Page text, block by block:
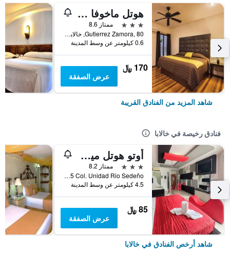
هوتل ماخوفا إن خالابا
3 نجوم
ممتاز 8.6
Gutierrez Zamora, 80, خالابا, ولاية فيراكروز, المكسيك
0.6 كيلومتر عن وسط المدينة
170 ﷼
عرض الصفقة
شاهد المزيد من الفنادق القريبة
فنادق رخيصة في خالابا
أوتو هوتل ميديتيرانيو
3 نجوم
ممتاز 8.2
Boulevard Xalapa-Banderilla Km 2.55 Col. Unidad Rio Sedeño, خالابا, ولاية فيراكروز, المكسيك
4.5 كيلومتر عن وسط المدينة
85 ﷼
عرض الصفقة
شاهد أرخص الفنادق في خالابا